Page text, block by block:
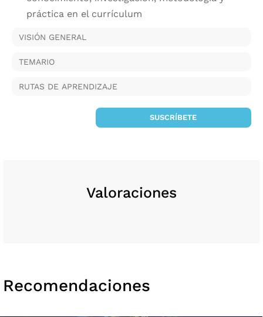
práctica en el currículum
VISIÓN GENERAL
TEMARIO
RUTAS DE APRENDIZAJE
SUSCRÍBETE
Valoraciones
Recomendaciones